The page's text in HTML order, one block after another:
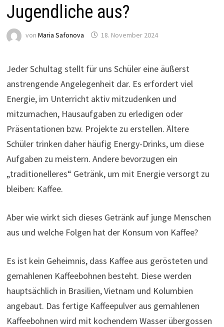
Jugendliche aus?
von Maria Safonova 18. November 2024
Jeder Schultag stellt für uns Schüler eine äußerst
anstrengende Angelegenheit dar. Es erfordert viel
Energie, im Unterricht aktiv mitzudenken und
mitzumachen, Hausaufgaben zu erledigen oder
Präsentationen bzw. Projekte zu erstellen. Ältere
Schüler trinken daher häufig Energy-Drinks, um diese
Aufgaben zu meistern. Andere bevorzugen ein
„traditionelleres“ Getränk, um mit Energie versorgt zu
bleiben: Kaffee.
Aber wie wirkt sich dieses Getränk auf junge Menschen
aus und welche Folgen hat der Konsum von Kaffee?
Es ist kein Geheimnis, dass Kaffee aus gerösteten und
gemahlenen Kaffeebohnen besteht. Diese werden
hauptsächlich in Brasilien, Vietnam und Kolumbien
angebaut. Das fertige Kaffeepulver aus gemahlenen
Kaffeebohnen wird mit kochendem Wasser übergossen